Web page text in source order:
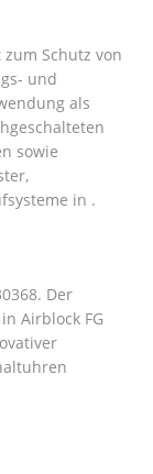
Schutz von
und
als
sowie
in .
Der
Airblock FG